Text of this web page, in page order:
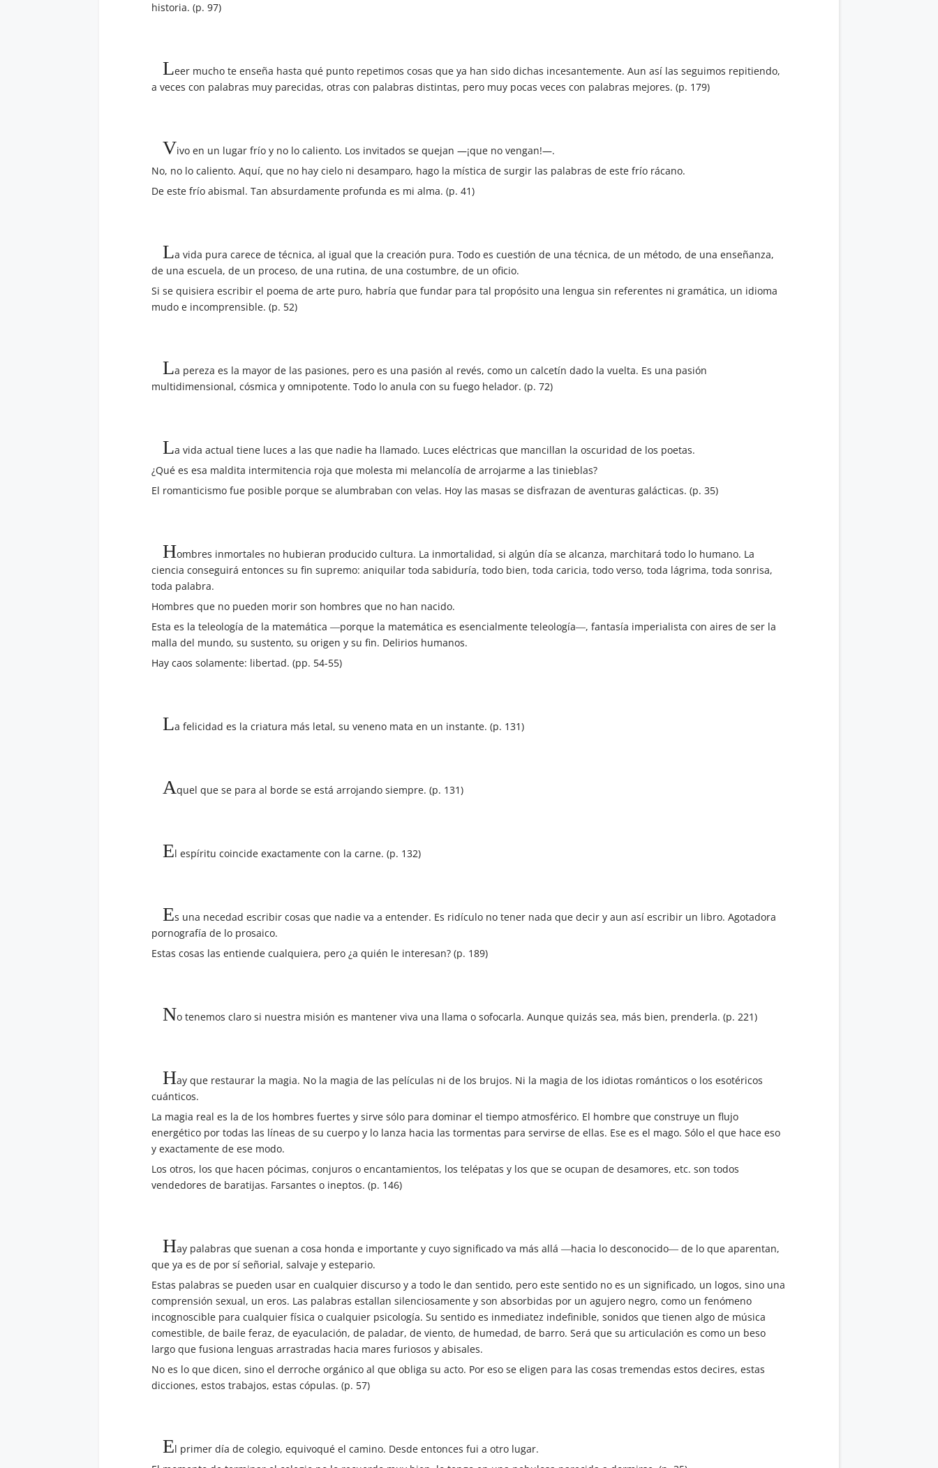
historia. (p. 97)
Leer mucho te enseña hasta qué punto repetimos cosas que ya han sido dichas incesantemente. Aun así las seguimos repitiendo,
a veces con palabras muy parecidas, otras con palabras distintas, pero muy pocas veces con palabras mejores. (p. 179)
Vivo en un lugar frío y no lo caliento. Los invitados se quejan —¡que no vengan!—.
No, no lo caliento. Aquí, que no hay cielo ni desamparo, hago la mística de surgir las palabras de este frío rácano.
De este frío abismal. Tan absurdamente profunda es mi alma. (p. 41)
La vida pura carece de técnica, al igual que la creación pura. Todo es cuestión de una técnica, de un método, de una enseñanza,
de una escuela, de un proceso, de una rutina, de una costumbre, de un oficio.
Si se quisiera escribir el poema de arte puro, habría que fundar para tal propósito una lengua sin referentes ni gramática, un idioma
mudo e incomprensible. (p. 52)
La pereza es la mayor de las pasiones, pero es una pasión al revés, como un calcetín dado la vuelta. Es una pasión
multidimensional, cósmica y omnipotente. Todo lo anula con su fuego helador. (p. 72)
La vida actual tiene luces a las que nadie ha llamado. Luces eléctricas que mancillan la oscuridad de los poetas.
¿Qué es esa maldita intermitencia roja que molesta mi melancolía de arrojarme a las tinieblas?
El romanticismo fue posible porque se alumbraban con velas. Hoy las masas se disfrazan de aventuras galácticas. (p. 35)
Hombres inmortales no hubieran producido cultura. La inmortalidad, si algún día se alcanza, marchitará todo lo humano. La
ciencia conseguirá entonces su fin supremo: aniquilar toda sabiduría, todo bien, toda caricia, todo verso, toda lágrima, toda sonrisa,
toda palabra.
Hombres que no pueden morir son hombres que no han nacido.
Esta es la teleología de la matemática ―porque la matemática es esencialmente teleología―, fantasía imperialista con aires de ser la
malla del mundo, su sustento, su origen y su fin. Delirios humanos.
Hay caos solamente: libertad. (pp. 54-55)
La felicidad es la criatura más letal, su veneno mata en un instante. (p. 131)
Aquel que se para al borde se está arrojando siempre. (p. 131)
El espíritu coincide exactamente con la carne. (p. 132)
Es una necedad escribir cosas que nadie va a entender. Es ridículo no tener nada que decir y aun así escribir un libro. Agotadora
pornografía de lo prosaico.
Estas cosas las entiende cualquiera, pero ¿a quién le interesan? (p. 189)
No tenemos claro si nuestra misión es mantener viva una llama o sofocarla. Aunque quizás sea, más bien, prenderla. (p. 221)
Hay que restaurar la magia. No la magia de las películas ni de los brujos. Ni la magia de los idiotas románticos o los esotéricos
cuánticos.
La magia real es la de los hombres fuertes y sirve sólo para dominar el tiempo atmosférico. El hombre que construye un flujo
energético por todas las líneas de su cuerpo y lo lanza hacia las tormentas para servirse de ellas. Ese es el mago. Sólo el que hace eso
y exactamente de ese modo.
Los otros, los que hacen pócimas, conjuros o encantamientos, los telépatas y los que se ocupan de desamores, etc. son todos
vendedores de baratijas. Farsantes o ineptos. (p. 146)
Hay palabras que suenan a cosa honda e importante y cuyo significado va más allá ―hacia lo desconocido― de lo que aparentan,
que ya es de por sí señorial, salvaje y estepario.
Estas palabras se pueden usar en cualquier discurso y a todo le dan sentido, pero este sentido no es un significado, un logos, sino una
comprensión sexual, un eros. Las palabras estallan silenciosamente y son absorbidas por un agujero negro, como un fenómeno
incognoscible para cualquier física o cualquier psicología. Su sentido es inmediatez indefinible, sonidos que tienen algo de música
comestible, de baile feraz, de eyaculación, de paladar, de viento, de humedad, de barro. Será que su articulación es como un beso
largo que fusiona lenguas arrastradas hacia mares furiosos y abisales.
No es lo que dicen, sino el derroche orgánico al que obliga su acto. Por eso se eligen para las cosas tremendas estos decires, estas
dicciones, estos trabajos, estas cópulas. (p. 57)
El primer día de colegio, equivoqué el camino. Desde entonces fui a otro lugar.